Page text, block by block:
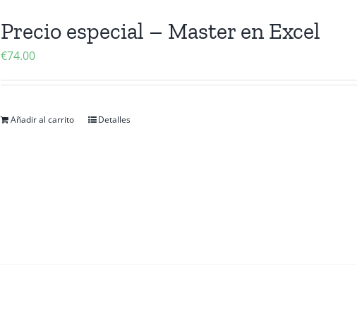
Precio especial – Master en Excel
€74.00
Añadir al carrito Detalles